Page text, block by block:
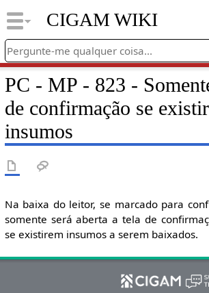
CIGAM WIKI
PC - MP - 823 -
de confirmação se
insumos
Na baixa do leitor, se marcado para
somente será aberta a tela de
se existirem insumos a serem baixados.